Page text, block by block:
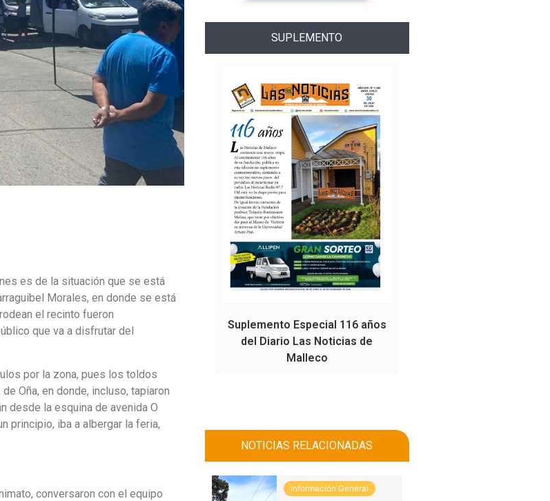
es de la situación que se está
Morales, en donde se está
el recinto fueron
que va a disfrutar del
por la zona, pues los toldos
Oña, en donde, incluso, tapiaron
desde la esquina de avenida O
principio, iba a albergar la feria,
conversaron con el equipo
SUPLEMENTO
Suplemento Especial 116 años
del Diario Las Noticias de
Malleco
NOTICIAS RELACIONADAS
Información General